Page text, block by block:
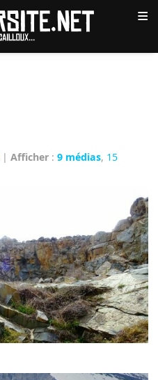
≡
|Afficher :9 médias, 15